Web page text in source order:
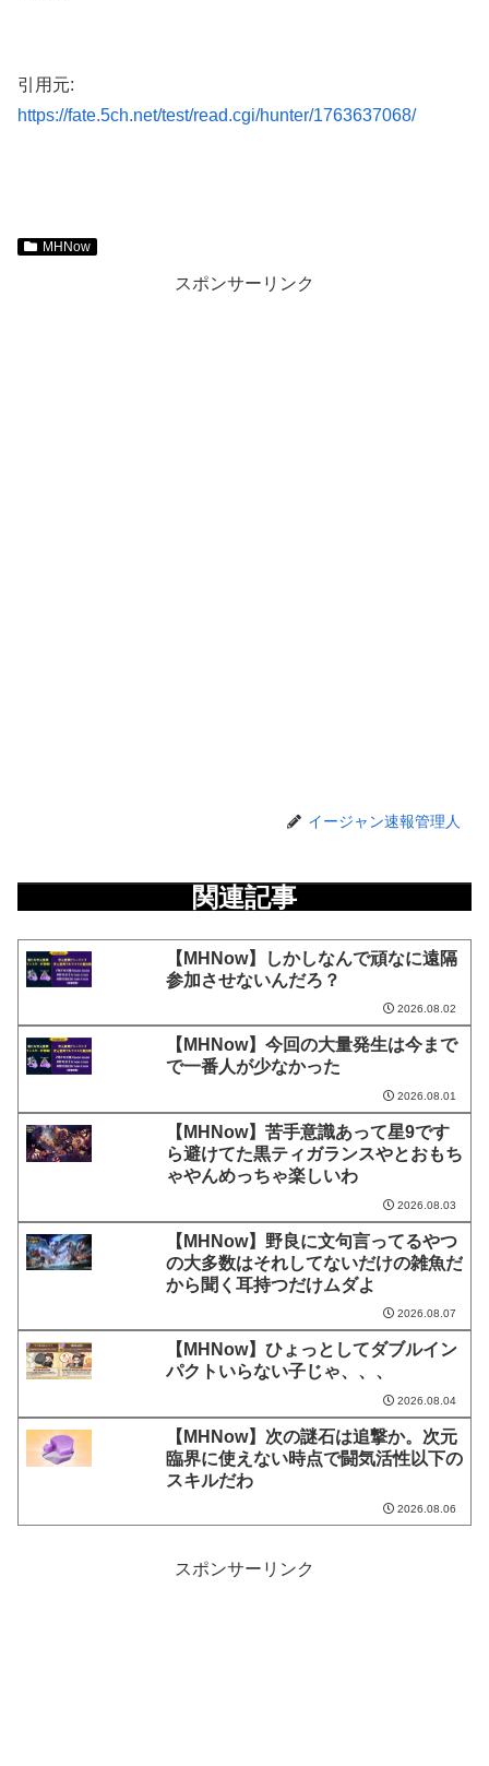
引用元:
https://fate.5ch.net/test/read.cgi/hunter/1763637068/
MHNow
スポンサーリンク
イージャン速報管理人
関連記事
【MHNow】しかしなんで頑なに遠隔
参加させないんだろ？
2026.08.02
【MHNow】今回の大量発生は今まで
で一番人が少なかった
2026.08.01
【MHNow】苦手意識あって星9です
ら避けてた黒ティガランスやとおもち
ゃやんめっちゃ楽しいわ
2026.08.03
【MHNow】野良に文句言ってるやつ
の大多数はそれしてないだけの雑魚だ
から聞く耳持つだけムダよ
2026.08.07
【MHNow】ひょっとしてダブルイン
パクトいらない子じゃ、、、
2026.08.04
【MHNow】次の謎石は追撃か。次元
臨界に使えない時点で闘気活性以下の
スキルだわ
2026.08.06
スポンサーリンク